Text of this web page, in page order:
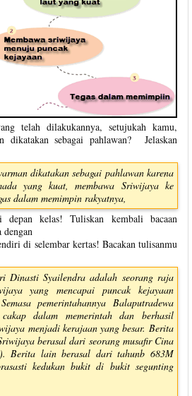
telah dilakukannya, setujukah kamu,
dikatakan sebagai pahlawan? Jelaskan
dikatakan sebagai pahlawan karena
yang kuat, membawa Sriwijaya ke
dalam memimpin rakyatnya,
depan kelas! Tuliskan kembali bacaan
dengan
di selembar kertas! Bacakan tulisanmu
Dinasti Syailendra adalah seorang raja
yang mencapai puncak kejayaan
pemerintahannya Balaputradewa
dalam memerintah dan berhasil
menjadi kerajaan yang besar. Berita
berasal dari seorang musafir Cina
Berita lain berasal dari tahunb 683M
kedukan bukit di bukit segunting